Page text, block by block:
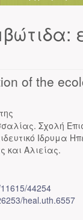
of the
Σχολή
Ιδρυμα
και Αλιείας.
44254
heal.uth.6557